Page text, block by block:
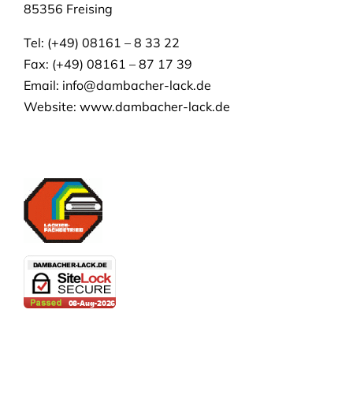
85356 Freising
Tel: (+49) 08161 – 8 33 22
Fax: (+49) 08161 – 87 17 39
Email: info@dambacher-lack.de
Website: www.dambacher-lack.de